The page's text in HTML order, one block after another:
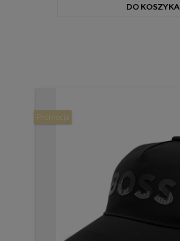
DO KOSZYKA
Promocja